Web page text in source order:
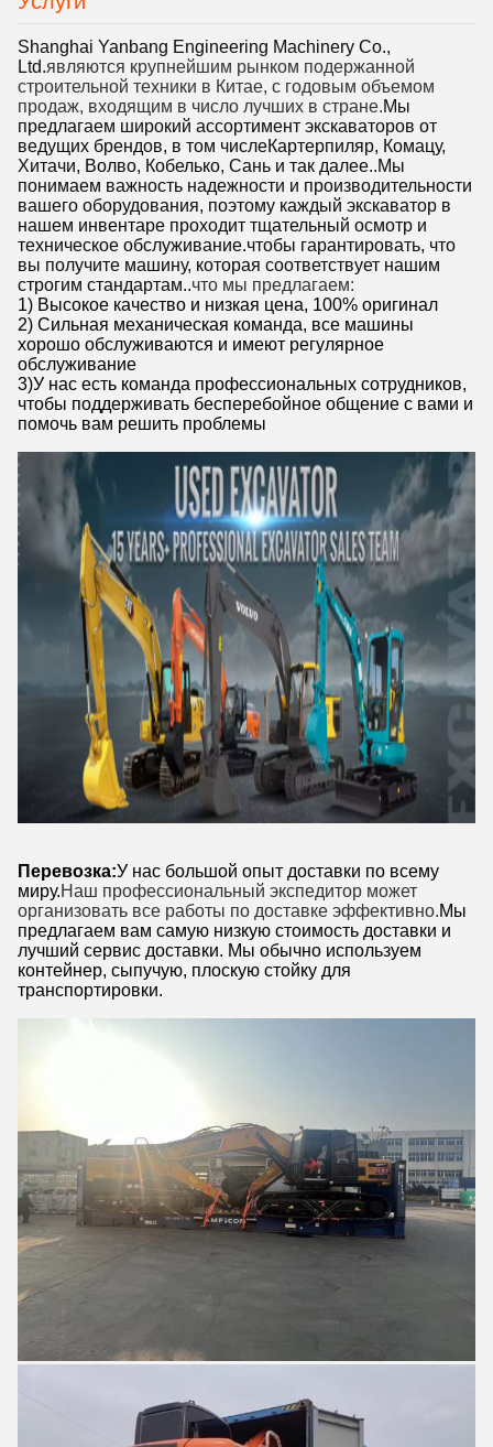
Shanghai Yanbang Engineering Machinery Co.,
Ltd.являются крупнейшим рынком подержанной
строительной техники в Китае, с годовым объемом
продаж, входящим в число лучших в стране.Мы
предлагаем широкий ассортимент экскаваторов от
ведущих брендов, в том числеКартерпиляр, Комацу,
Хитачи, Волво, Кобелько, Сань и так далее..Мы
понимаем важность надежности и производительности
вашего оборудования, поэтому каждый экскаватор в
нашем инвентаре проходит тщательный осмотр и
техническое обслуживание.чтобы гарантировать, что
вы получите машину, которая соответствует нашим
строгим стандартам..что мы предлагаем:
1) Высокое качество и низкая цена, 100% оригинал
2) Сильная механическая команда, все машины
хорошо обслуживаются и имеют регулярное
обслуживание
3)У нас есть команда профессиональных сотрудников,
чтобы поддерживать бесперебойное общение с вами и
помочь вам решить проблемы
Перевозка:У нас большой опыт доставки по всему
миру.Наш профессиональный экспедитор может
организовать все работы по доставке эффективно.Мы
предлагаем вам самую низкую стоимость доставки и
лучший сервис доставки. Мы обычно используем
контейнер, сыпучую, плоскую стойку для
транспортировки.